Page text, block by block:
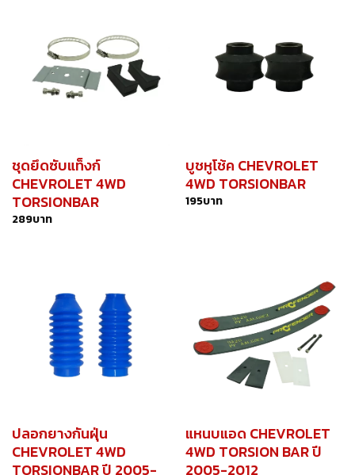
ชุดยึดซับแท็งก์
CHEVROLET 4WD
TORSIONBAR
289บาท
บูชหูโช้ค CHEVROLET
4WD TORSIONBAR
195บาท
ปลอกยางกันฝุ่น
CHEVROLET 4WD
TORSIONBAR ปี 2005-
แหนบแอด CHEVROLET
4WD TORSION BAR ปี
2005-2012